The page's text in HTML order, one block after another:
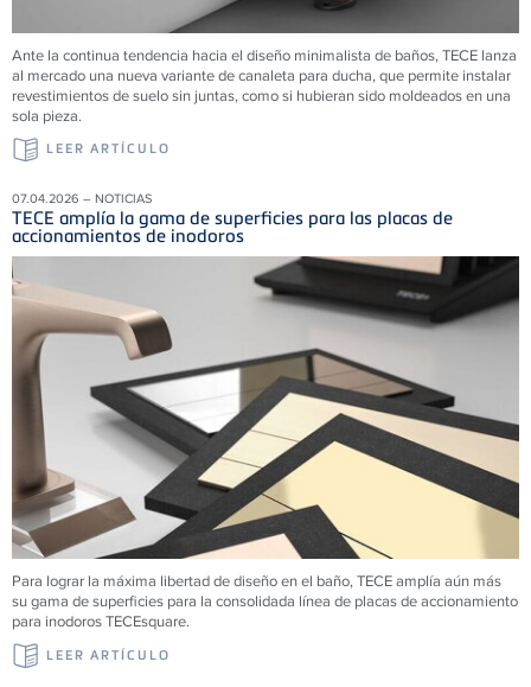
Ante la continua tendencia hacia el diseño minimalista de baños, TECE lanza
al mercado una nueva variante de canaleta para ducha, que permite instalar
revestimientos de suelo sin juntas, como si hubieran sido moldeados en una
sola pieza.
LEER ARTÍCULO
07.04.2026 – NOTICIAS
TECE amplía la gama de superficies para las placas de
accionamientos de inodoros
Para lograr la máxima libertad de diseño en el baño, TECE amplía aún más
su gama de superficies para la consolidada línea de placas de accionamiento
para inodoros TECEsquare.
LEER ARTÍCULO